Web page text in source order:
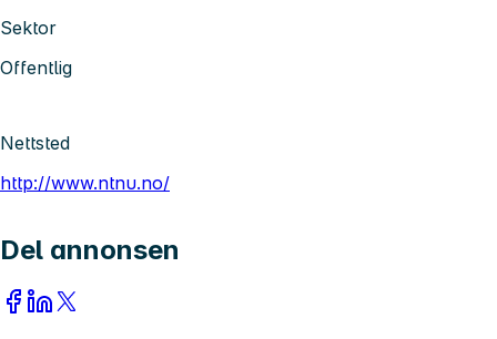
Sektor
Offentlig
Nettsted
http://www.ntnu.no/
Del annonsen